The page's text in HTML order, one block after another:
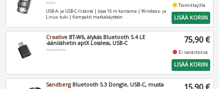
BT0054
USB-A- ja USB-C-liitäntä | Jopa 10 m kantama | Windows- ja
Linux-tuki | Kompakti matkakäyttöön
fiber_manual_recordToimittajilla
LISÄÄ KORIIN
Creative BT-W6, älykäs Bluetooth 5.4 LE
-äänilähetin aptX Lossless, USB-C
70SA021000000
75,90 €
fiber_manual_record Ei varastossa
LISÄÄ KORIIN
SandbergBluetooth 5.3 Dongle, USB-C, musta